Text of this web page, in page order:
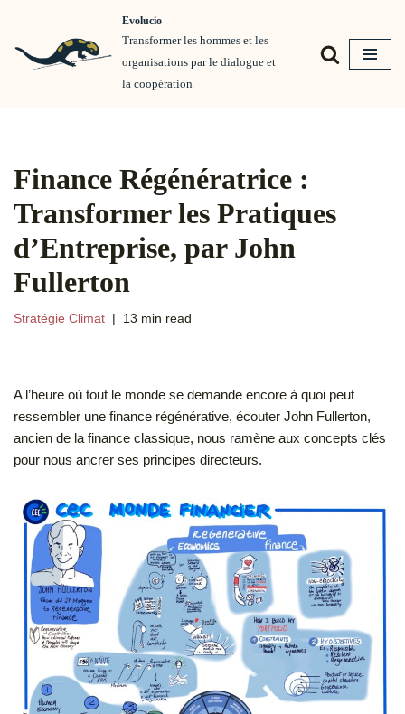
Aller
Evolucio
Transformer les hommes et les
organisations par le dialogue et
la coopération
Finance Régénératrice :
Transformer les Pratiques
d’Entreprise, par John
Fullerton
Stratégie Climat 13 min read
A l’heure où tout le monde se demande encore à quoi peut
ressembler une finance régénérative, écouter John Fullerton,
ancien de la finance classique, nous ramène aux concepts clés
pour nous ancrer ses principes directeurs.